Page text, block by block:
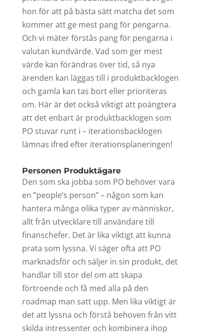
hon för att på bästa sätt matcha det som
kommer att ge mest pang för pengarna.
Och vi mäter förstås pang för pengarna i
valutan kundvärde. Vad som ger mest
värde kan förändras över tid, så nya
ärenden kan läggas till i produktbacklogen
och gamla kan tas bort eller prioriteras
om. Här är det också viktigt att poängtera
att det enbart är produktbacklogen som
PO stuvar runt i – iterationsbacklogen
lämnas ifred efter iterationsplaneringen!
Personen Produktägare
Den som ska jobba som PO behöver vara
en ”people’s person” – någon som kan
hantera många olika typer av människor,
allt från utvecklare till användare till
finanschefer. Det är lika viktigt att kunna
prata som lyssna. Vi säger ofta att PO
marknadsför och säljer in sin produkt, det
handlar till stor del om att skapa
förtroende och få med alla på den
roadmap man satt upp. Men lika viktigt är
det att lyssna och förstå behoven från vitt
skilda intressenter och kombinera ihop